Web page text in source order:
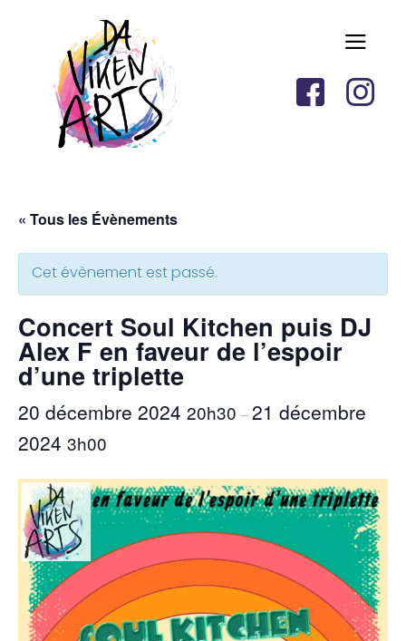
« Tous les Évènements
Cet évènement est passé.
Concert Soul Kitchen puis DJ
Alex F en faveur de l’espoir
d’une triplette
20 décembre 2024 20h30 –21 décembre
2024 3h00